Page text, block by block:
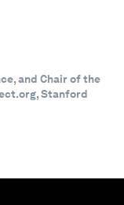
and Chair of the
Stanford